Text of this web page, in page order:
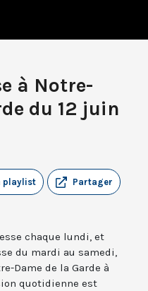
à Notre-
du 12 juin
Partager
playlist
chaque lundi, et
du mardi au samedi,
Dame de la Garde à
quotidienne est